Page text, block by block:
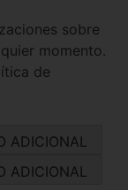
sobre
momento.
de